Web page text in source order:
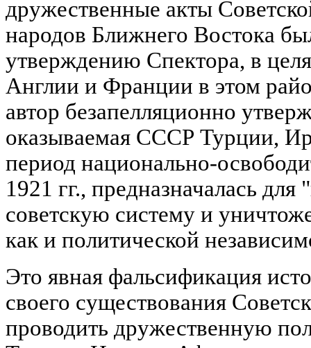
дружественные акты
народов Ближнего Востока
утверждению Спектора, в
Англии и Франции в этом
автор безапелляционно
оказываемая СССР Турции,
период национально-
1921 гг., предназначалась
советскую систему и
как и политической
Это явная фальсификация
своего существования
проводить дружественную